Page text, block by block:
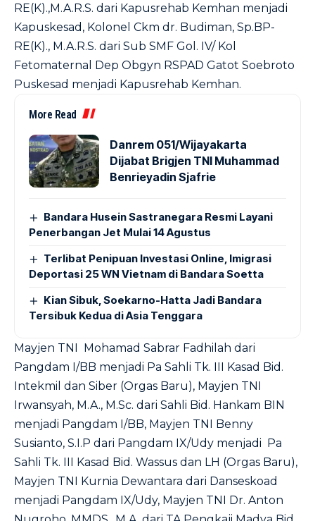
RE(K).,M.A.R.S. dari Kapusrehab Kemhan menjadi
Kapuskesad, Kolonel Ckm dr. Budiman, Sp.BP-
RE(K)., M.A.R.S. dari Sub SMF Gol. IV/ Kol
Fetomaternal Dep Obgyn RSPAD Gatot Soebroto
Puskesad menjadi Kapusrehab Kemhan.
More Read
Danrem 051/Wijayakarta
Dijabat Brigjen TNI Muhammad
Benrieyadin Sjafrie
Bandara Husein Sastranegara Resmi Layani
Penerbangan Jet Mulai 14 Agustus
Terlibat Penipuan Investasi Online, Imigrasi
Deportasi 25 WN Vietnam di Bandara Soetta
Kian Sibuk, Soekarno-Hatta Jadi Bandara
Tersibuk Kedua di Asia Tenggara
Mayjen TNI Mohamad Sabrar Fadhilah dari
Pangdam I/BB menjadi Pa Sahli Tk. III Kasad Bid.
Intekmil dan Siber (Orgas Baru), Mayjen TNI
Irwansyah, M.A., M.Sc. dari Sahli Bid. Hankam BIN
menjadi Pangdam I/BB, Mayjen TNI Benny
Susianto, S.I.P dari Pangdam IX/Udy menjadi Pa
Sahli Tk. III Kasad Bid. Wassus dan LH (Orgas Baru),
Mayjen TNI Kurnia Dewantara dari Danseskoad
menjadi Pangdam IX/Udy, Mayjen TNI Dr. Anton